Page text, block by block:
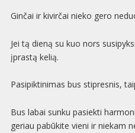
Ginčai ir kivirčai nieko gero
Jei tą dieną su kuo nors
įprastą kelią.
Pasipiktinimas bus stipresnis,
Bus labai sunku pasiekti
geriau pabūkite vieni ir niekam